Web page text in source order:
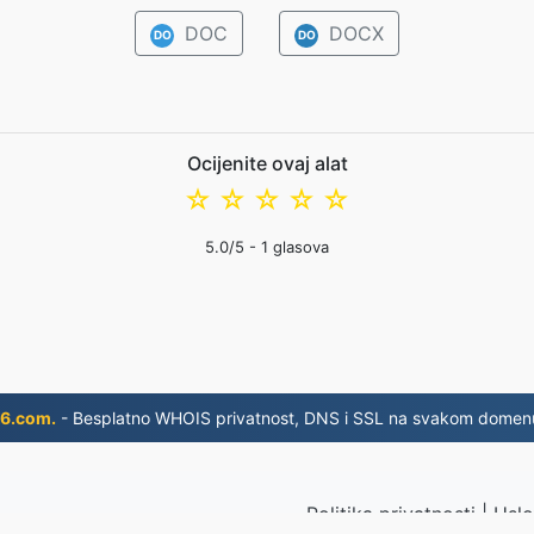
DO DOC DO DOCX
Ocijenite ovaj alat
☆
☆
☆
☆
☆
5.0/5 - 1 glasova
- Besplatno WHOIS privatnost, DNS i SSL na svakom
Politika privatnosti |